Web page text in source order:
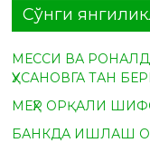
Сўнги
МЕССИ ВА
ҲУСАНОВГА ТАН
МЕҲР ОРҚАЛИ
БАНКДА ИШЛАШ